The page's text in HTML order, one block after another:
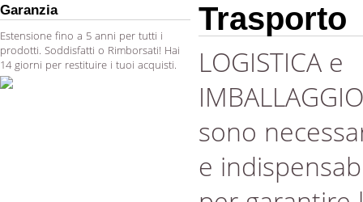
Garanzia
Estensione fino a 5 anni per tutti i
prodotti. Soddisfatti o Rimborsati! Hai
14 giorni per restituire i tuoi acquisti.
Trasporto
LOGISTICA e
IMBALLAGGIO
sono
e